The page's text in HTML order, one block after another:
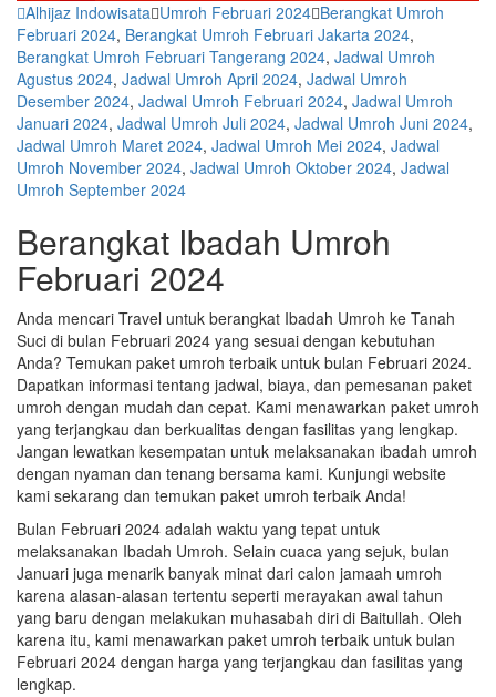
Alhijaz Indowisata Umroh Februari 2024 Berangkat Umroh
Februari 2024, Berangkat Umroh Februari Jakarta 2024,
Berangkat Umroh Februari Tangerang 2024, Jadwal Umroh
Agustus 2024, Jadwal Umroh April 2024, Jadwal Umroh
Desember 2024, Jadwal Umroh Februari 2024, Jadwal Umroh
Januari 2024, Jadwal Umroh Juli 2024, Jadwal Umroh Juni 2024,
Jadwal Umroh Maret 2024, Jadwal Umroh Mei 2024, Jadwal
Umroh November 2024, Jadwal Umroh Oktober 2024, Jadwal
Umroh September 2024
Berangkat Ibadah Umroh
Februari 2024
Anda mencari Travel untuk berangkat Ibadah Umroh ke Tanah
Suci di bulan Februari 2024 yang sesuai dengan kebutuhan
Anda? Temukan paket umroh terbaik untuk bulan Februari 2024.
Dapatkan informasi tentang jadwal, biaya, dan pemesanan paket
umroh dengan mudah dan cepat. Kami menawarkan paket umroh
yang terjangkau dan berkualitas dengan fasilitas yang lengkap.
Jangan lewatkan kesempatan untuk melaksanakan ibadah umroh
dengan nyaman dan tenang bersama kami. Kunjungi website
kami sekarang dan temukan paket umroh terbaik Anda!
Bulan Februari 2024 adalah waktu yang tepat untuk
melaksanakan Ibadah Umroh. Selain cuaca yang sejuk, bulan
Januari juga menarik banyak minat dari calon jamaah umroh
karena alasan-alasan tertentu seperti merayakan awal tahun
yang baru dengan melakukan muhasabah diri di Baitullah. Oleh
karena itu, kami menawarkan paket umroh terbaik untuk bulan
Februari 2024 dengan harga yang terjangkau dan fasilitas yang
lengkap.